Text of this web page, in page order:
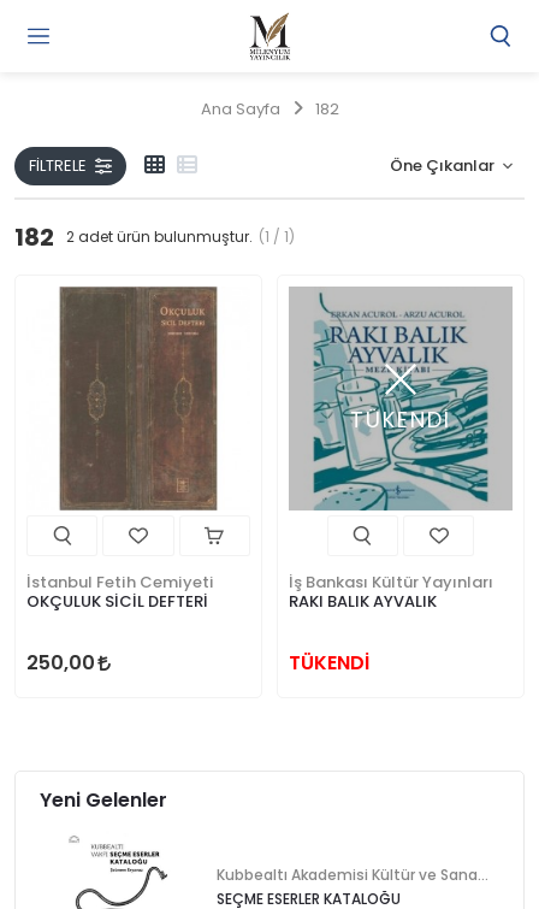
Ana Sayfa 182
FILTRELE
182 2 adet ürün bulunmuştur. (1 / 1)
İstanbul Fetih Cemiyeti
OKÇULUK SİCİL DEFTERİ
250,00
TÜKENDİ
İş Bankası Kültür Yayınları
RAKI BALIK AYVALIK
TÜKENDİ
Yeni Gelenler
SEÇME ESERLER KATALOĞU